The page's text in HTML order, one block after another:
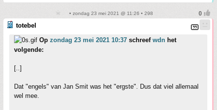
• zondag 23 mei 2021 @ 11:26 • 298
totebel
Op zondag 23 mei 2021 10:37 schreef wdn het
volgende:
[..]
Dat "engels" van Jan Smit was het "ergste". Dus dat viel allemaal
wel mee.